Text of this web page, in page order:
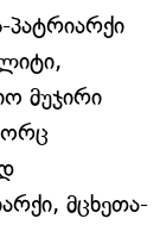
მუჯირი
მცხეთა-